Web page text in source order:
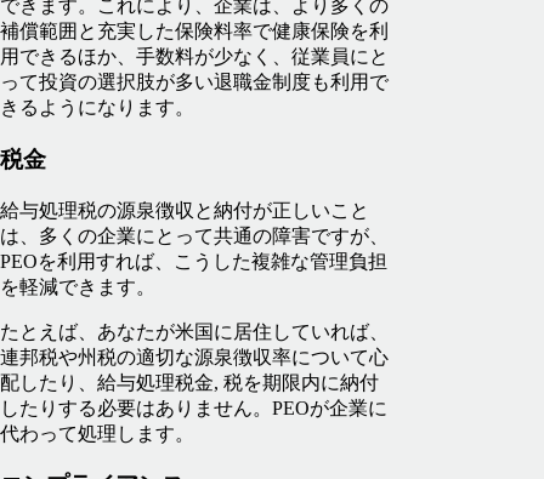
できます。これにより、企業は、より多くの
補償範囲と充実した保険料率で健康保険を利
用できるほか、手数料が少なく、従業員にと
って投資の選択肢が多い退職金制度も利用で
きるようになります。
税金
給与処理税の源泉徴収と納付が正しいこと
は、多くの企業にとって共通の障害ですが、
PEOを利用すれば、こうした複雑な管理負担
を軽減できます。
たとえば、あなたが米国に居住していれば、
連邦税や州税の適切な源泉徴収率について心
配したり、給与処理税金, 税を期限内に納付
したりする必要はありません。PEOが企業に
代わって処理します。